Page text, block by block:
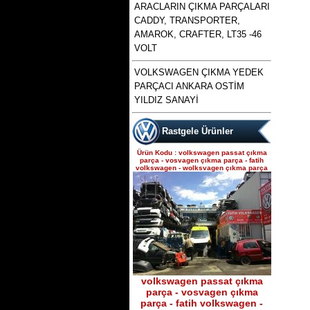
polo 1996 1997 1998 1999
2000 2001 2002 modellere
uyumlu çıkma merkezi kilit
pompası , polo merkezi
Ürün Kodu : bora golf4 toledo octavia
leon çıkma direksiyon kutusu
bora golf4 toledo octavia
leon çıkma direksiyon
kutusu
Ürün Kodu : skoda octavia 1.6 benzinli
a4 kasa çıkma şanzımanlar
ARACLARIN ÇIKMA PARÇALARI
CADDY, TRANSPORTER,
AMAROK, CRAFTER, LT35 -46
VOLT
VOLKSWAGEN ÇIKMA YEDEK
PARÇACI ANKARA OSTİM
YILDIZ SANAYİ
Rastgele Ürünler
Ürün Kodu : volkswagen passat çıkma
parça - vosvagen çıkma parça - fatih
volkswagen - wolksvagen çıkma parça
volkswagen passat çıkma
parça - vosvagen çıkma
parça - fatih volkswagen -